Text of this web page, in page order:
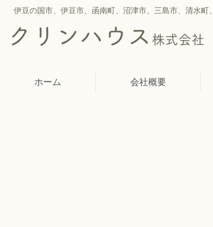
伊豆の国市、伊豆市、函南町、沼津市、三島市、 清水町、
クリンハウス 株式会社
ホーム 会社概要